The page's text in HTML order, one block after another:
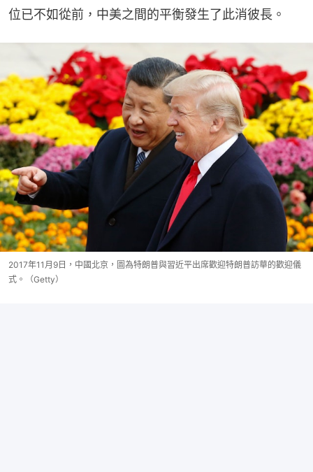
位已不如從前，中美之間的平衡發生了此消彼長。
2017年11月9日，中國北京，圖為特朗普與習近平出席歡迎特朗普訪華的歡迎儀
式。（Getty）